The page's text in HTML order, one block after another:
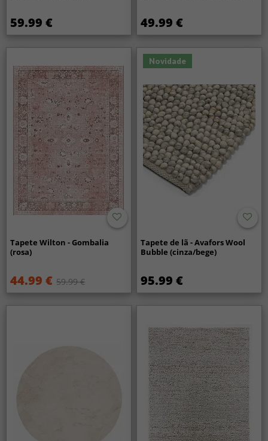
59.99 € 49.99 €
Tapete Wilton - Gombalia
(rosa)
44.99 € 59.99 €
Novidade
Tapete de lã - Avafors Wool
Bubble (cinza/bege)
95.99 €